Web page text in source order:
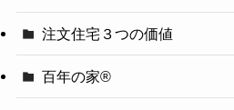
注文住宅３つの価値
百年の家®️